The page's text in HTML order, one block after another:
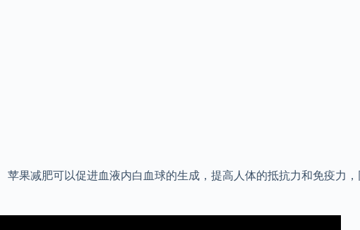
果减肥可以促进血液内白血球的生成，提高人体的抵抗力和免疫力